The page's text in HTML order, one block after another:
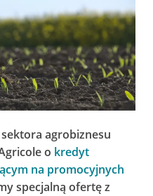
agrobiznesu
o kredyt
na promocyjnych
specjalną ofertę z